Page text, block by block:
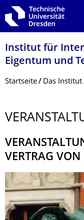
Zur Hauptnavigation
Zur Suche springen
Zum Inhalt springen
Institut für
Eigentum und
Breadcrumb-Menü
Startseite Das Institut
VERTRAG VON